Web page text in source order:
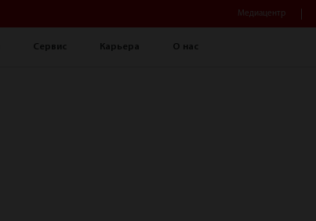
Сервис Карьера О нас
Медиацентр